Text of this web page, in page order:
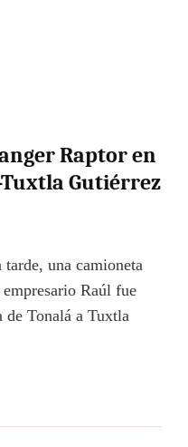
Raptor en
Gutiérrez
una camioneta
Raúl fue
de Tonalá a Tuxtla